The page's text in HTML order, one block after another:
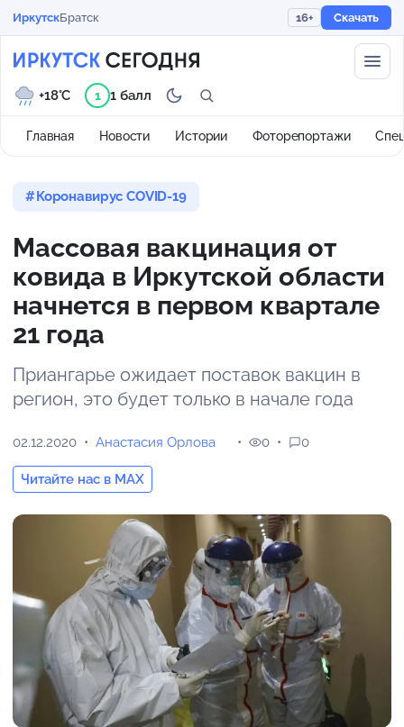
ИркутскБратск 16+ Скачать
Главная Новости Истории Фоторепортажи
+18°C 1 1 балл
Коронавирус COVID-19
Массовая вакцинация от
ковида в Иркутской области
начнется в первом квартале
21 года
Приангарье ожидает поставок вакцин в
регион, это будет только в начале года
02.12.2020 Анастасия Орлова
Читайте нас в MAX
0 0